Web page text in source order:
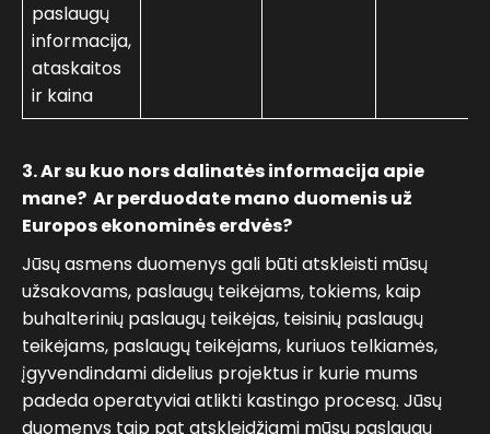
paslaugų
informacija,
ataskaitos
ir kaina
3. Ar su kuo nors dalinatės informacija apie
mane? Ar perduodate mano duomenis už
Europos ekonominės erdvės?
Jūsų asmens duomenys gali būti atskleisti mūsų
užsakovams, paslaugų teikėjams, tokiems, kaip
buhalterinių paslaugų teikėjas, teisinių paslaugų
teikėjams, paslaugų teikėjams, kuriuos telkiamės,
įgyvendindami didelius projektus ir kurie mums
padeda operatyviai atlikti kastingo procesą. Jūsų
duomenys taip pat atskleidžiami mūsų paslaugų